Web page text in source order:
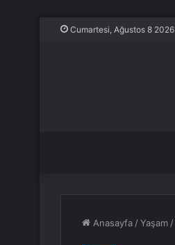
Cumartesi, Ağustos 8 2026
Anasayfa /Yaşam /